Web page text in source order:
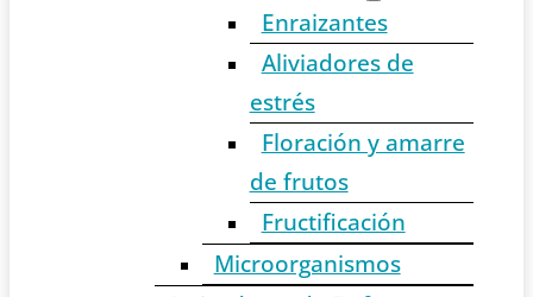
Enraizantes
Aliviadores de
estrés
Floración y amarre
de frutos
Fructificación
Microorganismos